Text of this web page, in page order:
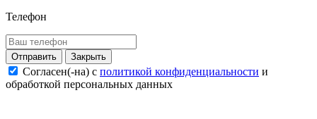
Телефон
Закрыть
Согласен(-на) c политикой конфиденциальности и
обработкой персональных данных